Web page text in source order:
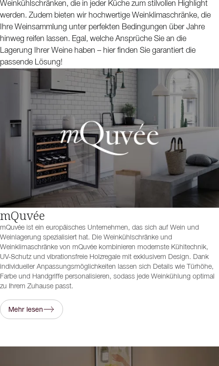
Weinkühlschränken, die in jeder Küche zum stilvollen Highlight
werden. Zudem bieten wir hochwertige Weinklimaschränke, die
Ihre Weinsammlung unter perfekten Bedingungen über Jahre
hinweg reifen lassen. Egal, welche Ansprüche Sie an die
Lagerung Ihrer Weine haben – hier finden Sie garantiert die
passende Lösung!
mQuvée
mQuvée ist ein europäisches Unternehmen, das sich auf Wein und
Weinlagerung spezialisiert hat. Die Weinkühlschränke und
Weinklimaschränke von mQuvée kombinieren modernste Kühltechnik,
UV-Schutz und vibrationsfreie Holzregale mit exklusivem Design. Dank
individueller Anpassungsmöglichkeiten lassen sich Details wie Türhöhe,
Farbe und Handgriffe personalisieren, sodass jede Weinkühlung optimal
zu Ihrem Zuhause passt.
Mehr lesen